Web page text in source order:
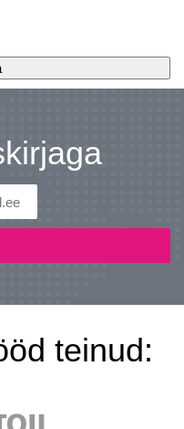
teinud: